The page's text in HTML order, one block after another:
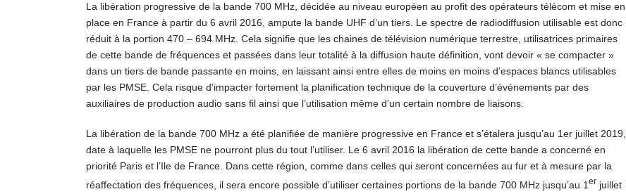
La libération progressive de la bande 700 MHz, décidée au niveau européen au profit des opérateurs télécom et mise en
place en France à partir du 6 avril 2016, ampute la bande UHF d’un tiers. Le spectre de radiodiffusion utilisable est donc
réduit à la portion 470 – 694 MHz. Cela signifie que les chaines de télévision numérique terrestre, utilisatrices primaires
de cette bande de fréquences et passées dans leur totalité à la diffusion haute définition, vont devoir « se compacter »
dans un tiers de bande passante en moins, en laissant ainsi entre elles de moins en moins d’espaces blancs utilisables
par les PMSE. Cela risque d’impacter fortement la planification technique de la couverture d’événements par des
auxiliaires de production audio sans fil ainsi que l’utilisation même d’un certain nombre de liaisons.
La libération de la bande 700 MHz a été planifiée de manière progressive en France et s’étalera jusqu’au 1er juillet 2019,
date à laquelle les PMSE ne pourront plus du tout l’utiliser. Le 6 avril 2016 la libération de cette bande a concerné en
priorité Paris et l’Ile de France. Dans cette région, comme dans celles qui seront concernées au fur et à mesure par la
réaffectation des fréquences, il sera encore possible d’utiliser certaines portions de la bande 700 MHz jusqu’au 1 er juillet